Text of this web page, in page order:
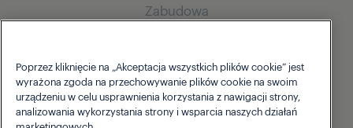
Chłodziarko-zamrażarki
Gotowanie
Piekarniki do zabudowy
Pralki
Suszarki
Suszarki
Zabudowa
Chłodnictwo
Chłodziarko-zamrażarki do zabudowy
Czyste powietrze
O marce Grundig
Poprzez kliknięcie na „Akceptacja wszystkich plików cookie” jest
wyrażona zgoda na przechowywanie plików cookie na swoim
urządzeniu w celu usprawnienia korzystania z nawigacji strony,
analizowania wykorzystania strony i wsparcia naszych działań